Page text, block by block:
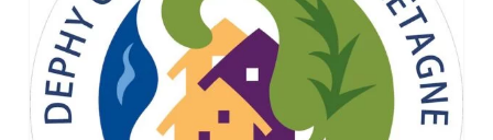
Réseau
Dephy
Collectivités
Bretagne